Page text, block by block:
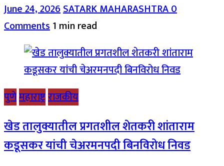
June 24, 2026SATARK MAHARASHTRA0
Comments1 min read
पुणेमहाराष्ट्रराजकीय
खेड तालुक्यातील प्रगतशील शेतकरी शांताराम
कडूसकर यांची चेअरमनपदी बिनविरोध निवड